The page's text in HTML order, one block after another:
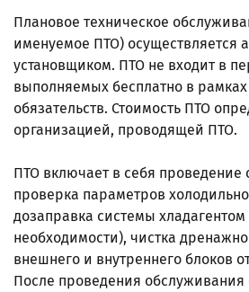
Плановое техническое
именуемое ПТО) осуществляется
установщиком. ПТО не входит в
выполняемых бесплатно в
обязательств. Стоимость ПТО
организацией, проводящей ПТО.
ПТО включает в себя проведение
проверка параметров
дозаправка системы хладагентом
необходимости), чистка
внешнего и внутреннего блоков
После проведения обслуживания